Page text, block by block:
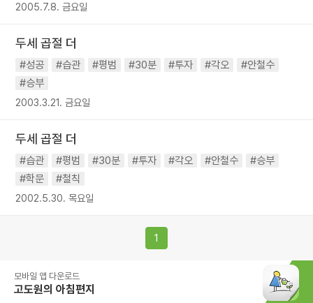
2005.7.8. 금요일
두세 곱절 더
#성공 #습관 #평범 #30분 #투자 #각오
#안철수
#승부
2003.3.21. 금요일
두세 곱절 더
#습관 #평범 #30분 #투자 #각오 #안철수
#승부
#학문
#철칙
2002.5.30. 목요일
1
모바일 앱 다운로드
고도원의 아침편지